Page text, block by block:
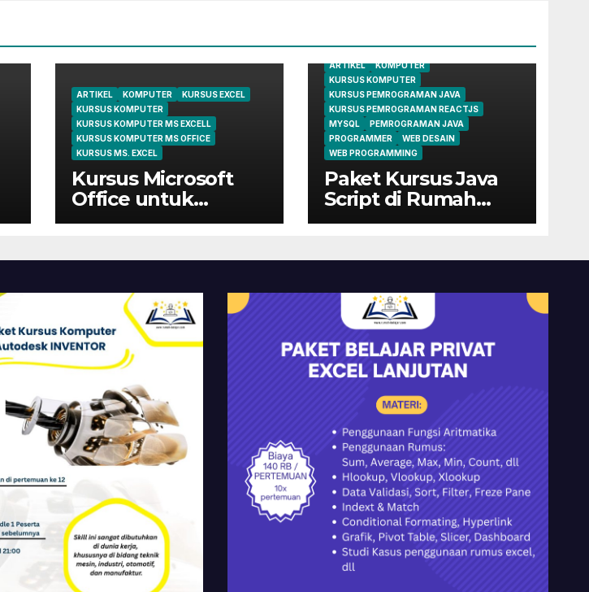
ARTIKEL KOMPUTER
KURSUS EXCEL
KURSUS KOMPUTER
KURSUS KOMPUTER MS EXCELL
KURSUS KOMPUTER MS OFFICE
KURSUS MS. EXCEL
Kursus Microsoft
Office untuk
Administrasi
Cileungsi
ARTIKEL
KOMPUTER
KURSUS KOMPUTER
KURSUS PEMROGRAMAN JAVA
KURSUS PEMROGRAMAN REACTJS
MYSQL
PEMROGRAMAN JAVA
PROGRAMMER
WEB DESAIN
WEB PROGRAMMING
Paket Kursus Java
Script di Rumah
Belajar Komputer